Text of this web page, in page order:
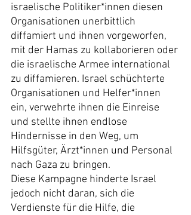
israelische Politiker*innen diesen
Organisationen unerbittlich
diffamiert und ihnen vorgeworfen,
mit der Hamas zu kollaborieren oder
die israelische Armee international
zu diffamieren. Israel schüchterte
Organisationen und Helfer*innen
ein, verwehrte ihnen die Einreise
und stellte ihnen endlose
Hindernisse in den Weg, um
Hilfsgüter, Ärzt*innen und Personal
nach Gaza zu bringen.
Diese Kampagne hinderte Israel
jedoch nicht daran, sich die
Verdienste für die Hilfe, die